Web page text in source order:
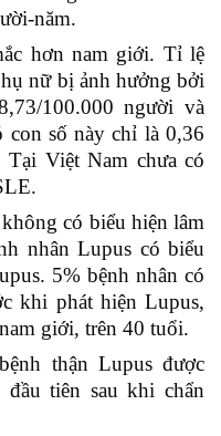
năm.
hơn nam giới. Tỉ lệ
nữ bị ảnh hưởng bởi
100.000 người và
số này chỉ là 0,36
Việt Nam chưa có
có biểu hiện lâm
nhân Lupus có biểu
5% bệnh nhân có
khi phát hiện Lupus,
giới, trên 40 tuổi.
thận Lupus được
tiên sau khi chẩn